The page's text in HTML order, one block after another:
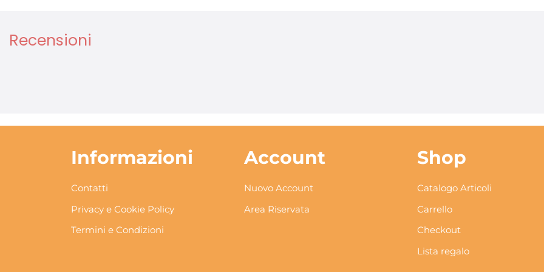
Recensioni
Informazioni
Contatti
Privacy e Cookie Policy
Termini e Condizioni
Account
Nuovo Account
Area Riservata
Shop
Catalogo Articoli
Carrello
Checkout
Lista regalo